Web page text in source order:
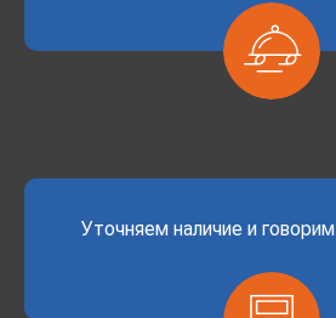
Уточняем наличие и